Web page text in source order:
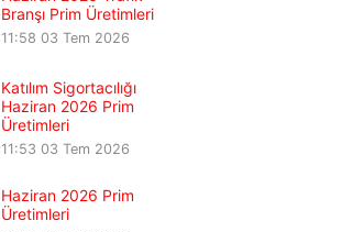
Branşı Prim Üretimleri
11:58 03 Tem 2026
Katılım Sigortacılığı
Haziran 2026 Prim
Üretimleri
11:53 03 Tem 2026
Haziran 2026 Prim
Üretimleri